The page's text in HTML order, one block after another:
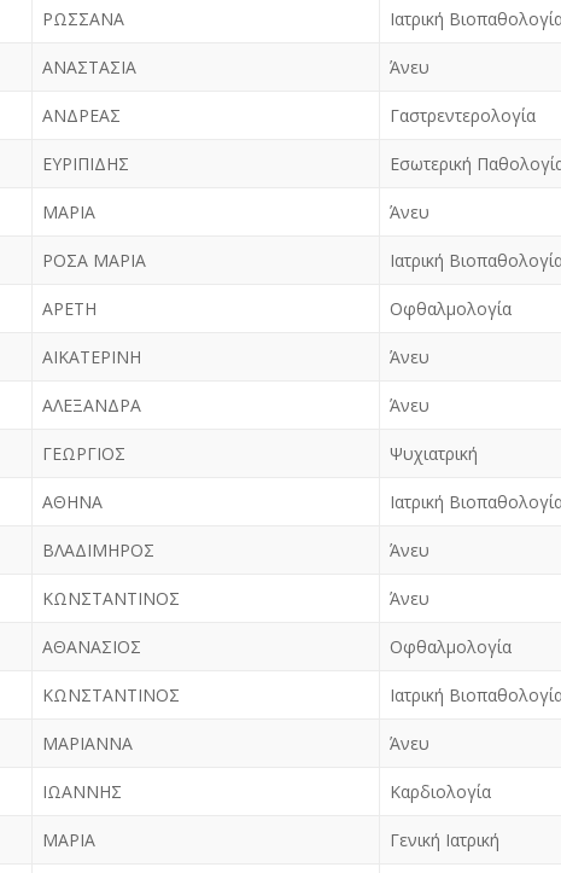
ΡΩΣΣΑΝΑ Ιατρική
ΑΝΑΣΤΑΣΙΑ Άνευ
ΑΝΔΡΕΑΣ Γαστρεντερολογία
ΕΥΡΙΠΙΔΗΣ Εσωτερική
ΜΑΡΙΑ Άνευ
ΡΟΣΑ ΜΑΡΙΑ Ιατρική
ΑΡΕΤΗ Οφθαλμολογία
ΑΙΚΑΤΕΡΙΝΗ Άνευ
ΑΛΕΞΑΝΔΡΑ Άνευ
ΓΕΩΡΓΙΟΣ Ψυχιατρική
ΑΘΗΝΑ Ιατρική
ΒΛΑΔΙΜΗΡΟΣ Άνευ
ΚΩΝΣΤΑΝΤΙΝΟΣ Άνευ
ΑΘΑΝΑΣΙΟΣ Οφθαλμολογία
ΚΩΝΣΤΑΝΤΙΝΟΣ Ιατρική
ΜΑΡΙΑΝΝΑ Άνευ
ΙΩΑΝΝΗΣ Καρδιολογία
ΜΑΡΙΑ Γενική Ιατρική